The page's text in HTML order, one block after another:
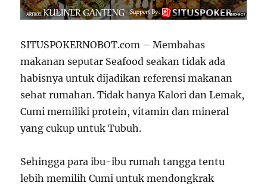
SITUSPOKERNOBOT.com – Membahas
makanan seputar Seafood seakan tidak ada
habisnya untuk dijadikan referensi makanan
sehat rumahan. Tidak hanya Kalori dan Lemak,
Cumi memiliki protein, vitamin dan mineral
yang cukup untuk Tubuh.
Sehingga para ibu-ibu rumah tangga tentu
lebih memilih Cumi untuk mendongkrak